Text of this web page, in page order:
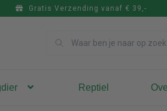
Gratis Verzending vanaf € 39,-
Reptiel